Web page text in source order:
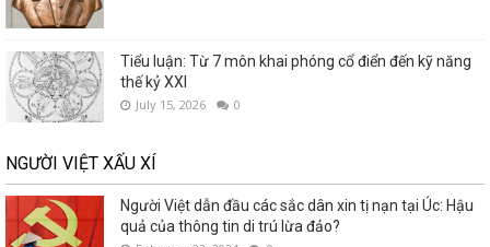
Tiểu luận: Từ 7 môn khai phóng cổ điển đến kỹ năng
thế kỷ XXI
July 15, 2026 0
NGƯỜI VIỆT XẤU XÍ
Người Việt dẫn đầu các sắc dân xin tị nạn tại Úc: Hậu
quả của thông tin di trú lừa đảo?